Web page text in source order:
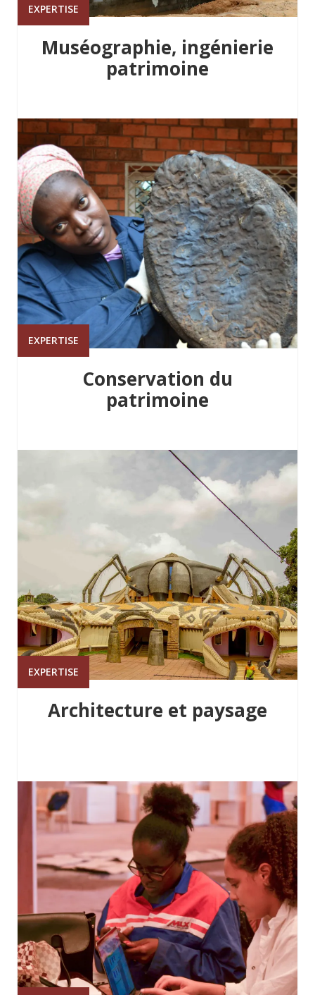
EXPERTISE
Muséographie, ingénierie
patrimoine
EXPERTISE
Conservation du
patrimoine
EXPERTISE
Architecture et paysage